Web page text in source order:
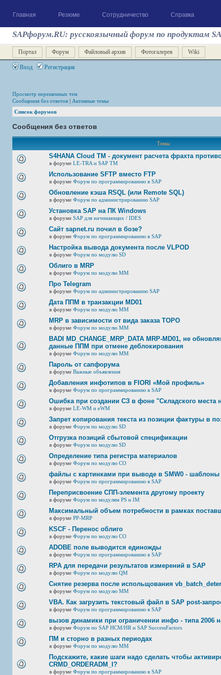
Главная Резюме Сотрудничество Справка
SAPфорум.RU: русскоязычный форум по продуктам
Портал Форум Файловый архив Фотогалерея Wiki
Вход Регистрация
Просмотр нерешенных тем
Сообщения без ответов | Активные темы
Список форумов
Сообщения без ответов
Темы
S4HANA Cloud TM - документ расчета фрахта
в форуме LE-TRA и SAP TM
Использование SFTP вместо FTP
в форуме Форум по программированию в SAP
Обновление кэша RSQL (или Remote SQL)
в форуме Форум по администрированию SAP
Установка SAP на ПК Windows
в форуме SAP для начинающих / IDES
Сайт sapnet.ru почил в бозе?
в форуме Форум по программированию в SAP
Настройка вывода документа после VLPOD
в форуме Форум по модулю SD
Облиго в MRP
в форуме Форум по модулю ММ
Про Telegram
в форуме Форум по администрированию SAP
Дата ППМ в транзакции MD01
в форуме Форум по модулю ММ
MRP в зависимости от вида заказа ТОРО
в форуме Форум по модулю ММ
BADI MD_CHANGE_MRP_DATA MRP-MD01, не
данные ППМ при отмене деблокирования
в форуме Форум по модулю ММ
Пароль от сапфорума
в форуме Важные объявления
Добавления инфотипов в FIORI «Мой профиль»
в форуме Форум по программированию в SAP
Ошибка при создании СЗ в фоне "Складского места
в форуме LE-WM и eWM
Запрет копирования текста из позиции фактуры в
в форуме Форум по модулю SD
Отгрузка позиций сбытовой спецификации
в форуме Форум по модулю SD
Определение типа регистра материалов
в форуме Форум по модулю СО
файлы с картинками при выводе в SMW0 - шаблоны
в форуме Форум по программированию в SAP
Переприсвоение СПП-элемента другому проекту
в форуме Форум по модулям PS и IM
Максимальный объем потребности в рамках
в форуме PP-MRP
KSCF - Перенос облиго
в форуме Форум по модулю СО
ADOBE поле выводится единожды
в форуме Форум по программированию в SAP
RPA для передачи результатов измерений в SAP
в форуме Форум по модулю QM
Снятие резерва после испольщования
в форуме Форум по модулю ММ
VBA. Как загрузить текстовый файл в SAP post-
в форуме Форум по программированию в SAP
вызов динамики при ограничении инфо - типа 2006
в форуме Форум по SAP HCM/HR и SAP SuccessFactors
ПМ и сторно в разных периодах
в форуме Форум по модулю ММ
Подскажите, какие шаги надо сделать чтобы
CRMD_ORDERADM_I?
в форуме Форум по программированию в SAP